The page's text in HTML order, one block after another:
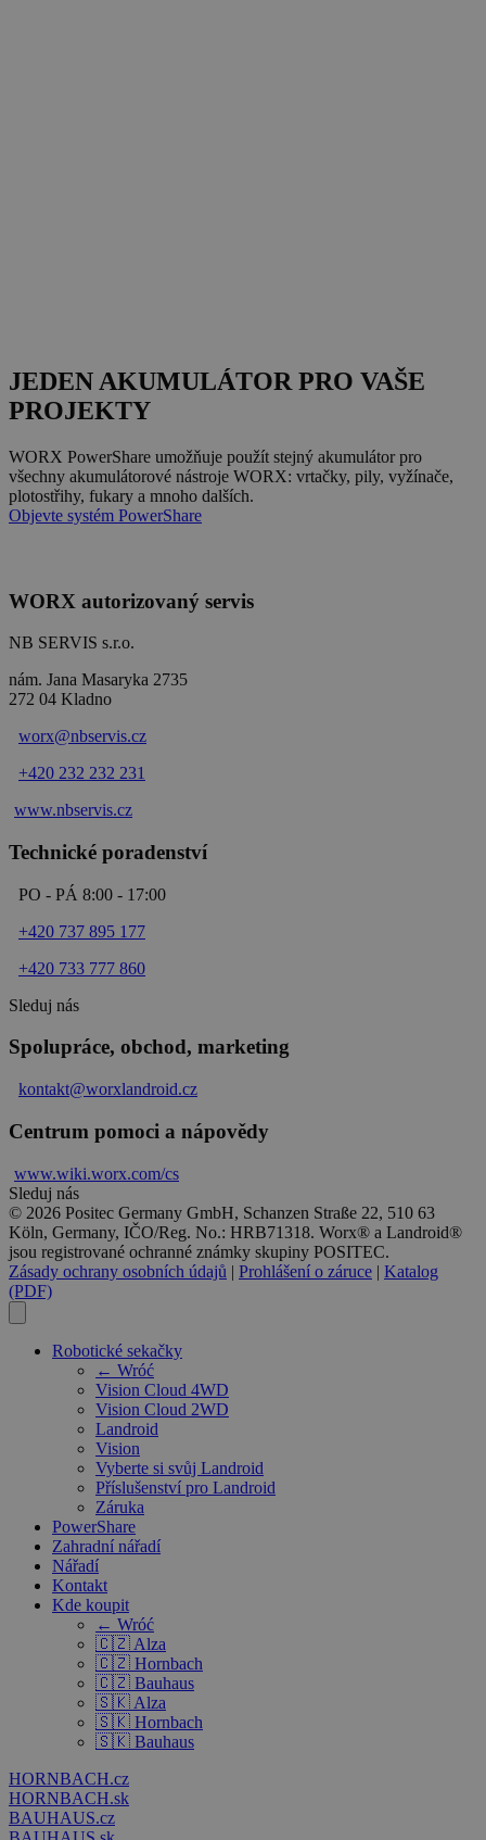
JEDEN AKUMULÁTOR PRO VAŠE
PROJEKTY
WORX PowerShare umožňuje použít stejný akumulátor pro
všechny akumulátorové nástroje WORX: vrtačky, pily, vyžínače,
plotostřihy, fukary a mnoho dalších.
Objevte systém PowerShare
WORX autorizovaný servis
NB SERVIS s.r.o.
nám. Jana Masaryka 2735
272 04 Kladno
worx@nbservis.cz
+420 232 232 231
www.nbservis.cz
Technické poradenství
PO - PÁ 8:00 - 17:00
+420 737 895 177
+420 733 777 860
Sleduj nás
Spolupráce, obchod, marketing
kontakt@worxlandroid.cz
Centrum pomoci a nápovědy
www.wiki.worx.com/cs
Sleduj nás
© 2026 Positec Germany GmbH, Schanzen Straße 22, 510 63
Köln, Germany, IČO/Reg. No.: HRB71318. Worx® a Landroid®
jsou registrované ochranné známky skupiny POSITEC.
Zásady ochrany osobních údajů | Prohlášení o záruce | Katalog
(PDF)
Robotické sekačky
← Wróć
Vision Cloud 4WD
Vision Cloud 2WD
Landroid
Vision
Vyberte si svůj Landroid
Příslušenství pro Landroid
Záruka
PowerShare
Zahradní nářadí
Nářadí
Kontakt
Kde koupit
← Wróć
🇨🇿 Alza
🇨🇿 Hornbach
🇨🇿 Bauhaus
🇸🇰 Alza
🇸🇰 Hornbach
🇸🇰 Bauhaus
HORNBACH.cz
HORNBACH.sk
BAUHAUS.cz